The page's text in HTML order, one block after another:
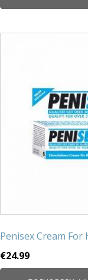
Penisex Cream For
€24.99